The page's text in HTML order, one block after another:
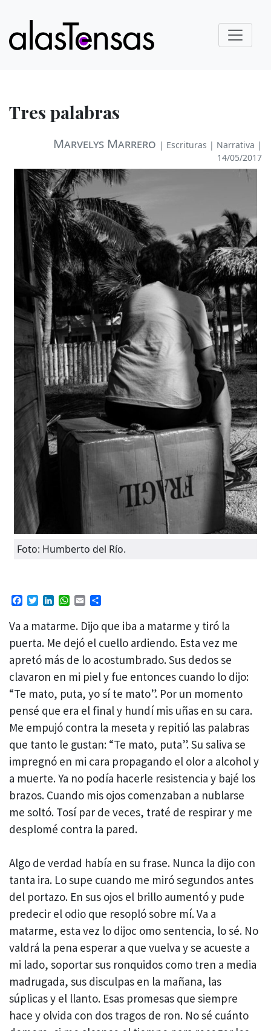
Tres palabras
Marvelys Marrero | Escrituras | Narrativa |
14/05/2017
Foto: Humberto del Río.
Facebook
TwitterLinkedIn
WhatsApp
Email
Va a matarme. Dijo que iba a matarme y tiró la
puerta. Me dejó el cuello ardiendo. Esta vez me
apretó más de lo acostumbrado. Sus dedos se
clavaron en mi piel y fue entonces cuando lo dijo:
“Te mato, puta, yo sí te mato”. Por un momento
pensé que era el final y hundí mis uñas en su cara.
Me empujó contra la meseta y repitió las palabras
que tanto le gustan: “Te mato, puta”. Su saliva se
impregnó en mi cara propagando el olor a alcohol y
a muerte. Ya no podía hacerle resistencia y bajé los
brazos. Cuando mis ojos comenzaban a nublarse
me soltó. Tosí par de veces, traté de respirar y me
desplomé contra la pared.
Algo de verdad había en su frase. Nunca la dijo con
tanta ira. Lo supe cuando me miró segundos antes
del portazo. En sus ojos el brillo aumentó y pude
predecir el odio que resopló sobre mí. Va a
matarme, esta vez lo dijoc omo sentencia, lo sé. No
valdrá la pena esperar a que vuelva y se acueste a
mi lado, soportar sus ronquidos como tren a media
madrugada, sus disculpas en la mañana, las
súplicas y el llanto. Esas promesas que siempre
hace y olvida con dos tragos de ron. No sé cuánto